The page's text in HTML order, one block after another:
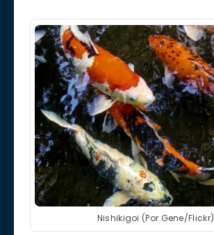
Nishikigoi (Por Gene/Flickr)